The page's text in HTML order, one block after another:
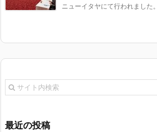
ニューイタヤにて行われました
最近の投稿